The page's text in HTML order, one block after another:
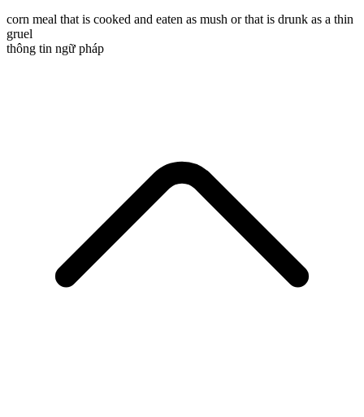
corn meal that is cooked and eaten as mush or that is drunk as a thin
gruel
thông tin ngữ pháp